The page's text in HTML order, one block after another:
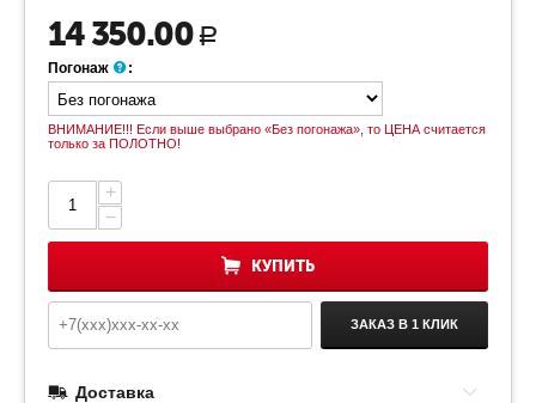
14 350.00 Р
Погонаж :
ВНИМАНИЕ!!! Если выше выбрано «Без погонажа», то ЦЕНА считается
только за ПОЛОТНО!
+
−
КУПИТЬ
ЗАКАЗ В 1 КЛИК
Доставка